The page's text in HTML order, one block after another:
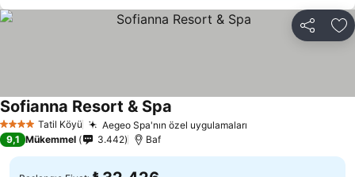
Paylaş
4 Yıldız Tatil Köyü Aegeo Spa'nın özel uygulamaları
Sofianna Resort & Spa
9,1 Mükemmel 3.442 Baf